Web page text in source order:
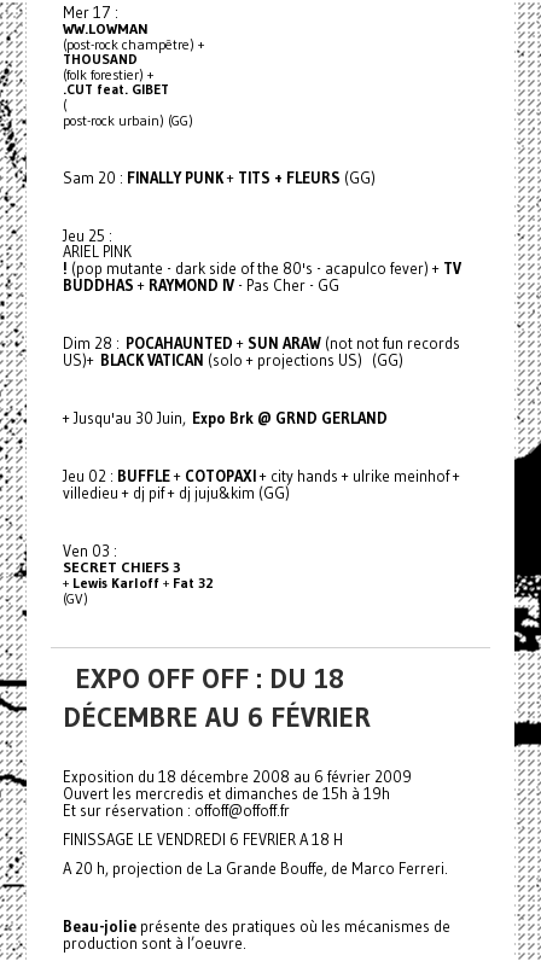
Mer 17 :
WW.LOWMAN
(post-rock champêtre) +
THOUSAND
(folk forestier) +
.CUT feat. GIBET
(
post-rock urbain) (GG)
Sam 20 : FINALLY PUNK+ TITS + FLEURS (GG)
Jeu 25 :
ARIEL PINK
! (pop mutante - dark side of the 80's - acapulco fever) + TV
BUDDHAS+ RAYMOND IV- Pas Cher - GG
Dim 28 : POCAHAUNTED+SUN ARAW(not not fun records
US)+ BLACK VATICAN (solo + projections US) (GG)
+ Jusqu'au 30 Juin, Expo Brk @ GRND GERLAND
Jeu 02 : BUFFLE+ COTOPAXI+ city hands + ulrike meinhof +
villedieu + dj pif + dj juju&kim (GG)
Ven 03 :
SECRET CHIEFS 3
+ Lewis Karloff+ Fat 32
(GV)
EXPO OFF OFF : DU 18
DÉCEMBRE AU 6 FÉVRIER
Exposition du 18 décembre 2008 au 6 février 2009
Ouvert les mercredis et dimanches de 15h à 19h
Et sur réservation : offoff@offoff.fr
FINISSAGE LE VENDREDI 6 FEVRIER A 18 H
A 20 h, projection de La Grande Bouffe, de Marco Ferreri.
Beau-jolieprésente des pratiques où les mécanismes de
production sont à l’oeuvre.